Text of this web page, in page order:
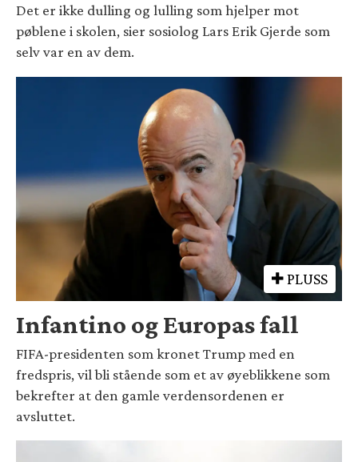
Det er ikke dulling og lulling som hjelper mot
pøblene i skolen, sier sosiolog Lars Erik Gjerde som
selv var en av dem.
PLUSS
Infantino og Europas fall
FIFA-presidenten som kronet Trump med en
fredspris, vil bli stående som et av øyeblikkene som
bekrefter at den gamle verdensordenen er
avsluttet.